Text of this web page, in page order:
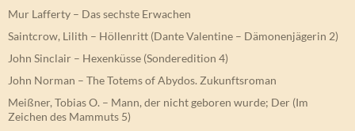
Mur Lafferty – Das sechste Erwachen
Saintcrow, Lilith – Höllenritt (Dante Valentine – Dämonenjägerin 2)
John Sinclair – Hexenküsse (Sonderedition 4)
John Norman – The Totems of Abydos. Zukunftsroman
Meißner, Tobias O. – Mann, der nicht geboren wurde; Der (Im
Zeichen des Mammuts 5)